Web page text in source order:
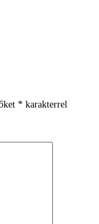
* karakterrel